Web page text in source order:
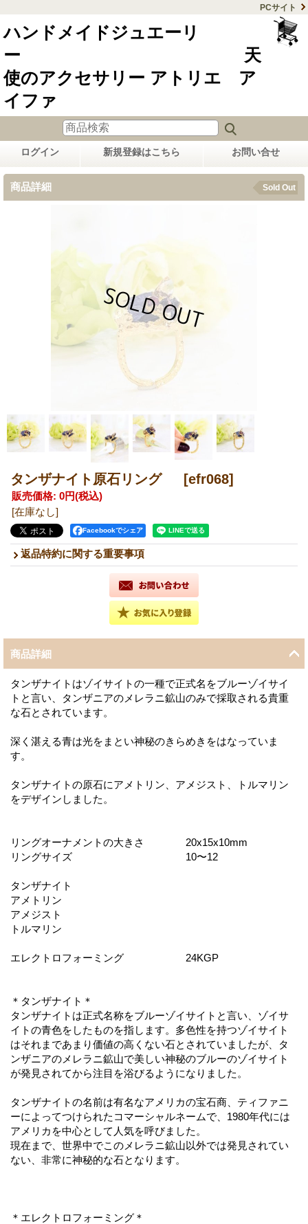
PCサイト
ハンドメイドジュエーリ
ー 天
使のアクセサリー アトリエ ア
イファ
ログイン 新規登録はこちら お問い合せ
商品詳細 Sold Out
タンザナイト原石リング [efr068]
販売価格: 0円(税込)
[在庫なし]
Facebookでシェア
返品特約に関する重要事項
商品詳細
タンザナイトはゾイサイトの一種で正式名をブルーゾイサイ
トと言い、タンザニアのメレラニ鉱山のみで採取される貴重
な石とされています。
深く湛える青は光をまとい神秘のきらめきをはなっていま
す。
タンザナイトの原石にアメトリン、アメジスト、トルマリン
をデザインしました。
リングオーナメントの大きさ 20x15x10mm
リングサイズ 10〜12
タンザナイト
アメトリン
アメジスト
トルマリン
エレクトロフォーミング 24KGP
＊タンザナイト＊
タンザナイトは正式名称をブルーゾイサイトと言い、ゾイサ
イトの青色をしたものを指します。多色性を持つゾイサイト
はそれまであまり価値の高くない石とされていましたが、タ
ンザニアのメレラニ鉱山で美しい神秘のブルーのゾイサイト
が発見されてから注目を浴びるようになりました。
タンザナイトの名前は有名なアメリカの宝石商、ティファニ
ーによってつけられたコマーシャルネームで、1980年代には
アメリカを中心として人気を呼びました。
現在まで、世界中でこのメレラニ鉱山以外では発見されてい
ない、非常に神秘的な石となります。
＊エレクトロフォーミング＊